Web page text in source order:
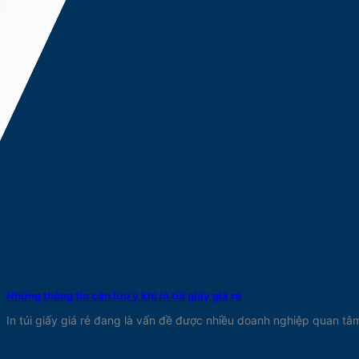
Những thông tin cần lưu ý khi in túi giấy giá rẻ
In túi giấy giá rẻ đang là vấn đề được nhiều doanh nghiệp quan